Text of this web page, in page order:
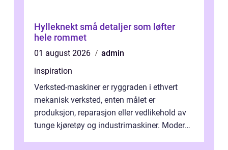
Hylleknekt små detaljer som løfter
hele rommet
01 august 2026
admin
inspiration
Verksted-maskiner er ryggraden i ethvert
mekanisk verksted, enten målet er
produksjon, reparasjon eller vedlikehold av
tunge kjøretøy og industrimaskiner. Moderne